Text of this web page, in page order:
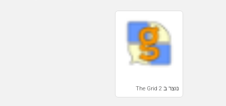
נוצר ב The Grid 2